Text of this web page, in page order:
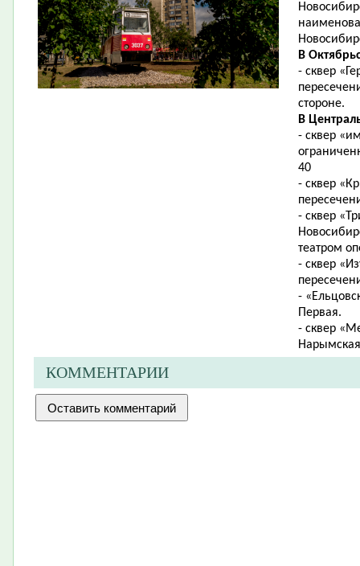
В
- сквер
стороне.
В
- сквер
40
- сквер
- сквер
театром
- сквер
-
Первая.
- сквер
КОММЕНТАРИИ